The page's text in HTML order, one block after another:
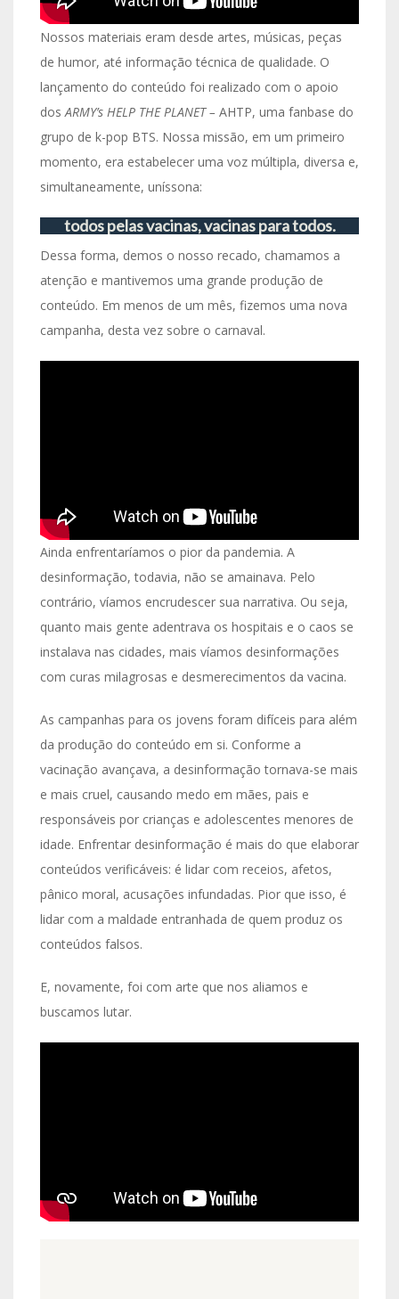
Nossos materiais eram desde artes, músicas, peças
de humor, até informação técnica de qualidade. O
lançamento do conteúdo foi realizado com o apoio
dos ARMY’s HELP THE PLANET – AHTP, uma fanbase do
grupo de k-pop BTS. Nossa missão, em um primeiro
momento, era estabelecer uma voz múltipla, diversa e,
simultaneamente, uníssona:
todos pelas vacinas, vacinas para todos.
Dessa forma, demos o nosso recado, chamamos a
atenção e mantivemos uma grande produção de
conteúdo. Em menos de um mês, fizemos uma nova
campanha, desta vez sobre o carnaval.
Ainda enfrentaríamos o pior da pandemia. A
desinformação, todavia, não se amainava. Pelo
contrário, víamos encrudescer sua narrativa. Ou seja,
quanto mais gente adentrava os hospitais e o caos se
instalava nas cidades, mais víamos desinformações
com curas milagrosas e desmerecimentos da vacina.
As campanhas para os jovens foram difíceis para além
da produção do conteúdo em si. Conforme a
vacinação avançava, a desinformação tornava-se mais
e mais cruel, causando medo em mães, pais e
responsáveis por crianças e adolescentes menores de
idade. Enfrentar desinformação é mais do que elaborar
conteúdos verificáveis: é lidar com receios, afetos,
pânico moral, acusações infundadas. Pior que isso, é
lidar com a maldade entranhada de quem produz os
conteúdos falsos.
E, novamente, foi com arte que nos aliamos e
buscamos lutar.